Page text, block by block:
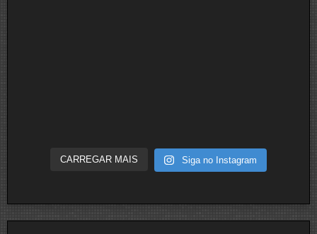
CARREGAR MAIS Siga no Instagram